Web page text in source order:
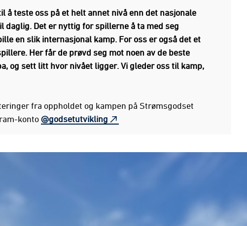
å teste oss på et helt annet nivå enn det nasjonale
daglig. Det er nyttig for spillerne å ta med seg
en slik internasjonal kamp. For oss er også det et
Her får de prøvd seg mot noen av de beste
og sett litt hvor nivået ligger. Vi gleder oss til kamp,
fra oppholdet og kampen på Strømsgodset
konto @godsetutvikling